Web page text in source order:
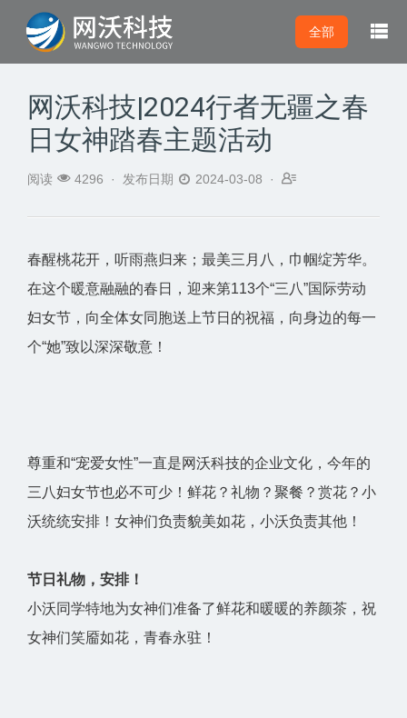

全部
网沃科技|2024行者无疆之春
日女神踏春主题活动
阅读  4296 · 发布日期  2024-03-08 · 
春醒桃花开，听雨燕归来；最美三月八，巾帼绽芳华。
在这个暖意融融的春日，迎来第113个“三八”国际劳动
妇女节，向全体女同胞送上节日的祝福，向身边的每一
个“她”致以深深敬意！
尊重和“宠爱女性”一直是网沃科技的企业文化，今年的
三八妇女节也必不可少！鲜花？礼物？聚餐？赏花？小
沃统统安排！女神们负责貌美如花，小沃负责其他！
节日礼物，安排！
小沃同学特地为女神们准备了鲜花和暖暖的养颜茶，祝
女神们笑靥如花，青春永驻！